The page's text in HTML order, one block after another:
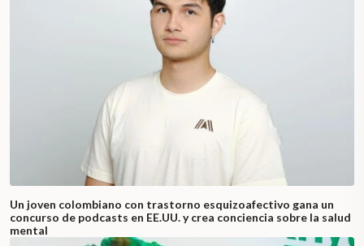
Un joven colombiano con trastorno esquizoafectivo gana un
concurso de podcasts en EE.UU. y crea conciencia sobre la salud
mental